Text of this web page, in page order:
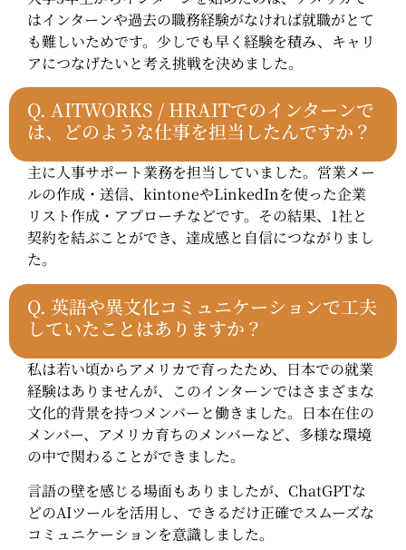
はインターンや過去の職務経験がなければ就職がとて
も難しいためです。少しでも早く経験を積み、キャリ
アにつなげたいと考え挑戦を決めました。
Q. AITWORKS / HRAITでのインターンで
は、どのような仕事を担当したんですか？
主に人事サポート業務を担当していました。営業メー
ルの作成・送信、kintoneやLinkedInを使った企業
リスト作成・アプローチなどです。その結果、1社と
契約を結ぶことができ、達成感と自信につながりまし
た。
Q. 英語や異文化コミュニケーションで工夫
していたことはありますか？
私は若い頃からアメリカで育ったため、日本での就業
経験はありませんが、このインターンではさまざまな
文化的背景を持つメンバーと働きました。日本在住の
メンバー、アメリカ育ちのメンバーなど、多様な環境
の中で関わることができました。
言語の壁を感じる場面もありましたが、ChatGPTな
どのAIツールを活用し、できるだけ正確でスムーズな
コミュニケーションを意識しました。